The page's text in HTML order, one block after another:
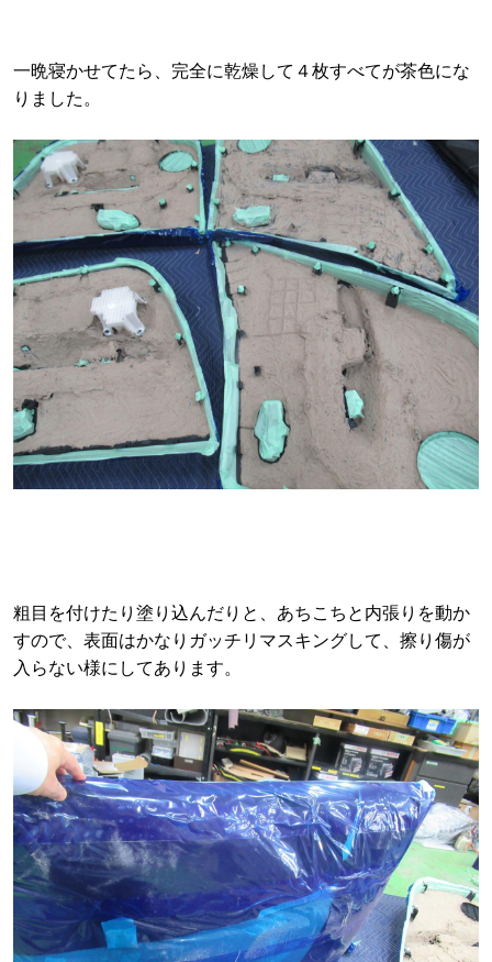
一晩寝かせてたら、完全に乾燥して４枚すべてが茶色にな
りました。
粗目を付けたり塗り込んだりと、あちこちと内張りを動か
すので、表面はかなりガッチリマスキングして、擦り傷が
入らない様にしてあります。